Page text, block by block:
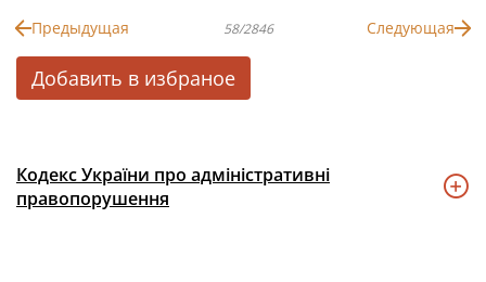
Предыдущая 58/2846 Следующая
Добавить в избраное
Кодекс України про адміністративні
правопорушення